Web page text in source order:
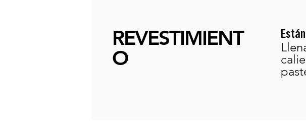
REVESTIMIENT
O